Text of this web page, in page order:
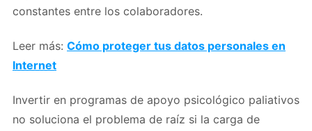
constantes entre los colaboradores.
Leer más: Cómo proteger tus datos personales en
Internet
Invertir en programas de apoyo psicológico paliativos
no soluciona el problema de raíz si la carga de